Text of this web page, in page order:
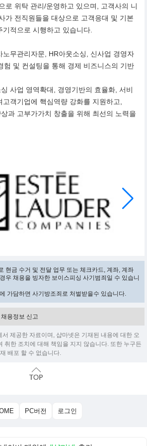
로 위탁 관리/운영하고 있으며, 고객사의 니
가 전직원들을 대상으로 고객응대 및 기본
적으로 시행하고 있습니다.
노무관리자문, HR아웃소싱, 신사업 경영자
험 및 컨설팅을 통해 경제 비즈니스의 기반
사업 영역확대, 경영기반의 효율화, 서비
객기업에 핵심역량 강화를 지원하고,
과 고부가가치 창출을 위해 최선의 노력을
현금 수거 및 전달 업무 또는 체크카드, 계좌, 계좌
우 채용을 빙자한 보이스피싱 사기범죄일 수 있습니
가담하면 사기방조죄로 처벌받을수 있습니다.
용정보 신고
제공한 자료이며, 샵마넷은 기재된 내용에 대한 오
취한 조치에 대해 책임을 지지 않습니다. 또한 누구든
배포 할 수 없습니다.
PC버전 로그인